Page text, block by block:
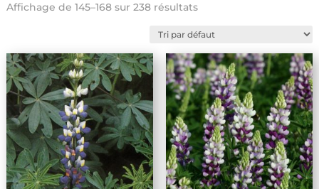
Affichage de 145–168 sur 238 résultats